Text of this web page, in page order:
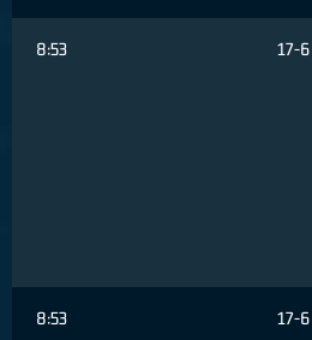
8:53 17-6
8:53 17-6